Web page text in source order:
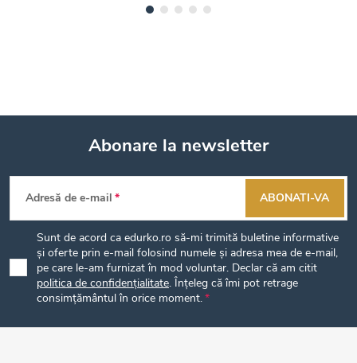
S
u
b
o
Abonare la newsletter
Adresă de e-mail
Sunt de acord ca edurko.ro să-mi trimită buletine informative
și oferte prin e-mail folosind numele și adresa mea de e-mail,
pe care le-am furnizat în mod voluntar. Declar că am citit
politica de confidențialitate. Înțeleg că îmi pot retrage
consimțământul în orice moment.
ABONATI-VA